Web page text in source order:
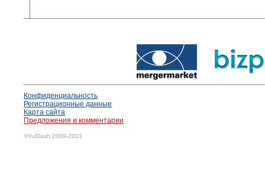
Конфиденциальность
Регистрационные данные
Карта сайта
Предложения и комментарии
©YulDash 2009-2013